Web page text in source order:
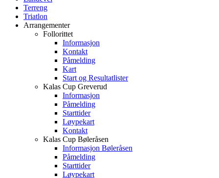
Terreng
Triatlon
Arrangementer
Follorittet
Informasjon
Kontakt
Påmelding
Kart
Start og Resultatlister
Kalas Cup Greverud
Informasjon
Påmelding
Starttider
Løypekart
Kontakt
Kalas Cup Bøleråsen
Informasjon Bøleråsen
Påmelding
Starttider
Løypekart